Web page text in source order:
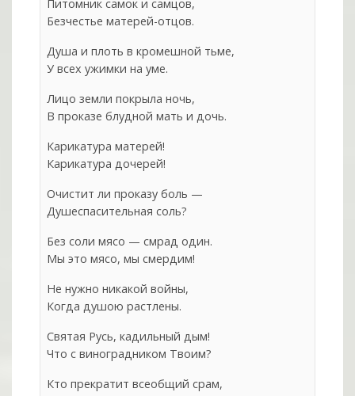
Питомник самок и самцов,
Безчестье матерей-отцов.
Душа и плоть в кромешной тьме,
У всех ужимки на уме.
Лицо земли покрыла ночь,
В проказе блудной мать и дочь.
Карикатура матерей!
Карикатура дочерей!
Очистит ли проказу боль —
Душеспасительная соль?
Без соли мясо — смрад один.
Мы это мясо, мы смердим!
Не нужно никакой войны,
Когда душою растлены.
Святая Русь, кадильный дым!
Что с виноградником Твоим?
Кто прекратит всеобщий срам,